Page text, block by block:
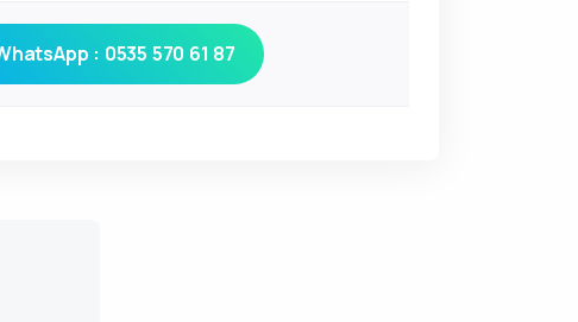
: 0535 570 61 87